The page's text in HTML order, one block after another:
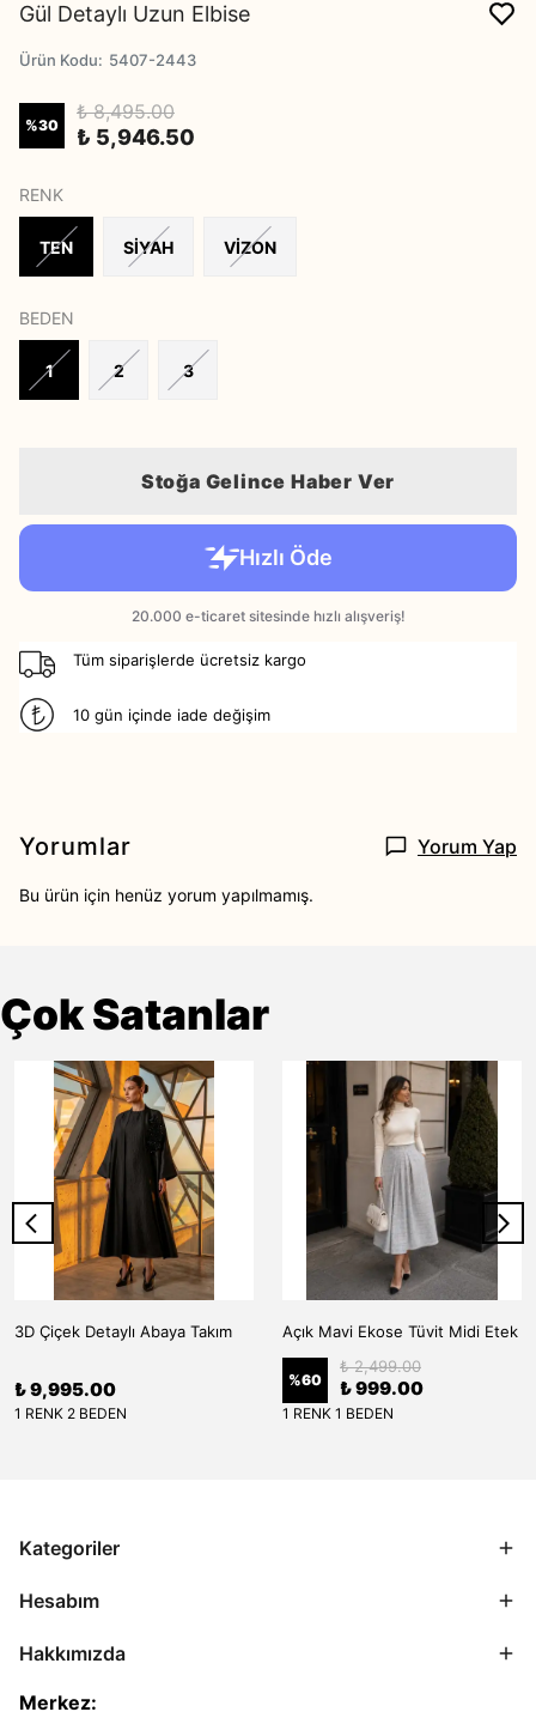
Gül Detaylı Uzun Elbise
Ürün Kodu: 5407-2443
%30
₺ 8,495.00
₺ 5,946.50
RENK
TEN SİYAH VİZON
BEDEN
1 2 3
Stoğa Gelince Haber Ver
Tüm siparişlerde ücretsiz kargo
10 gün içinde iade değişim
Yorumlar Yorum Yap
Bu ürün için henüz yorum yapılmamış.
Çok Satanlar
3D Çiçek Detaylı Abaya Takım
₺ 9,995.00
1 RENK 2 BEDEN
Açık Mavi Ekose Tüvit Midi Etek
%60
₺ 2,499.00
₺ 999.00
1 RENK 1 BEDEN
Kategoriler
Hesabım
Hakkımızda
Merkez: